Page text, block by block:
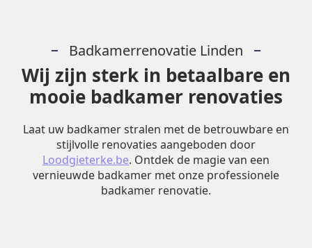
Badkamerrenovatie Linden
Wij zijn sterk in betaalbare en
mooie badkamer renovaties
Laat uw badkamer stralen met de betrouwbare en
stijlvolle renovaties aangeboden door
Loodgieterke.be. Ontdek de magie van een
vernieuwde badkamer met onze professionele
badkamer renovatie.